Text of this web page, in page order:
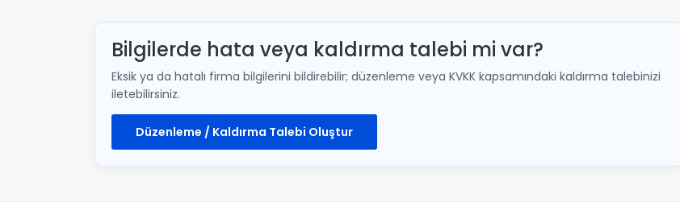
Bilgilerde hata veya kaldırma talebi mi var?
Eksik ya da hatalı firma bilgilerini bildirebilir; düzenleme veya KVKK kapsamındaki kaldırma talebinizi
iletebilirsiniz.
Düzenleme / Kaldırma Talebi Oluştur